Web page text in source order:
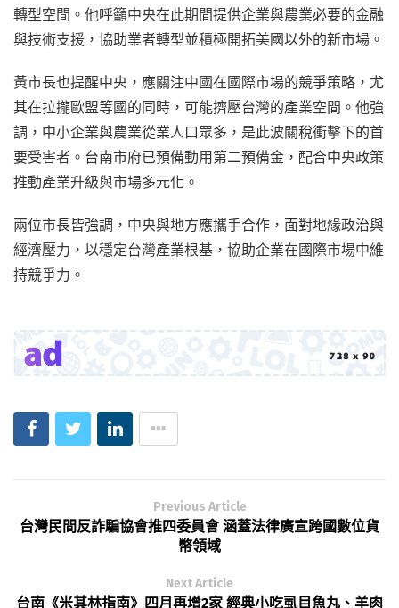
轉型空間。他呼籲中央在此期間提供企業與農業必要的金融
與技術支援，協助業者轉型並積極開拓美國以外的新市場。
黃市長也提醒中央，應關注中國在國際市場的競爭策略，尤
其在拉攏歐盟等國的同時，可能擠壓台灣的產業空間。他強
調，中小企業與農業從業人口眾多，是此波關稅衝擊下的首
要受害者。台南市府已預備動用第二預備金，配合中央政策
推動產業升級與市場多元化。
兩位市長皆強調，中央與地方應攜手合作，面對地緣政治與
經濟壓力，以穩定台灣產業根基，協助企業在國際市場中維
持競爭力。
Previous Article
台灣民間反詐騙協會推四委員會 涵蓋法律廣宣跨國數位貨
幣領域
Next Article
台南《米其林指南》四月再增2家 經典小吃虱目魚丸、羊肉